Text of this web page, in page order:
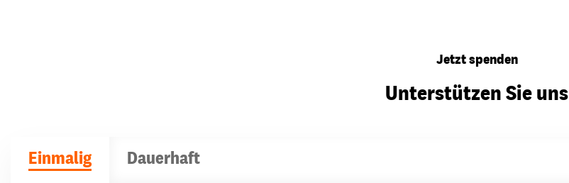
Jetzt spenden
Unterstützen Sie uns
Einmalig Dauerhaft